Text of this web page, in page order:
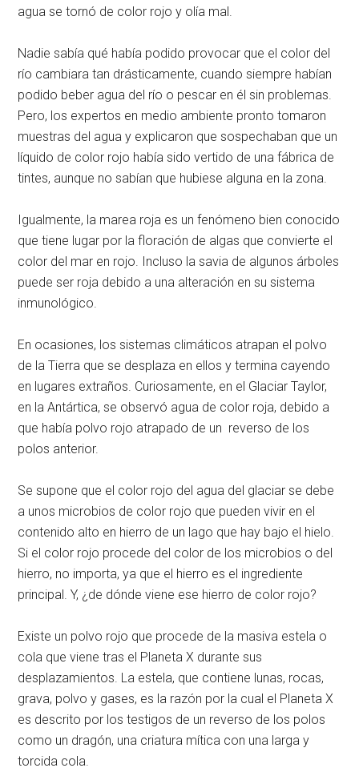
agua se tornó de color rojo y olía mal.
Nadie sabía qué había podido provocar que el color del
río cambiara tan drásticamente, cuando siempre habían
podido beber agua del río o pescar en él sin problemas.
Pero, los expertos en medio ambiente pronto tomaron
muestras del agua y explicaron que sospechaban que un
líquido de color rojo había sido vertido de una fábrica de
tintes, aunque no sabían que hubiese alguna en la zona.
Igualmente, la marea roja es un fenómeno bien conocido
que tiene lugar por la floración de algas que convierte el
color del mar en rojo. Incluso la savia de algunos árboles
puede ser roja debido a una alteración en su sistema
inmunológico.
En ocasiones, los sistemas climáticos atrapan el polvo
de la Tierra que se desplaza en ellos y termina cayendo
en lugares extraños. Curiosamente, en el Glaciar Taylor,
en la Antártica, se observó agua de color roja, debido a
que había polvo rojo atrapado de un reverso de los
polos anterior.
Se supone que el color rojo del agua del glaciar se debe
a unos microbios de color rojo que pueden vivir en el
contenido alto en hierro de un lago que hay bajo el hielo.
Si el color rojo procede del color de los microbios o del
hierro, no importa, ya que el hierro es el ingrediente
principal. Y, ¿de dónde viene ese hierro de color rojo?
Existe un polvo rojo que procede de la masiva estela o
cola que viene tras el Planeta X durante sus
desplazamientos. La estela, que contiene lunas, rocas,
grava, polvo y gases, es la razón por la cual el Planeta X
es descrito por los testigos de un reverso de los polos
como un dragón, una criatura mítica con una larga y
torcida cola.